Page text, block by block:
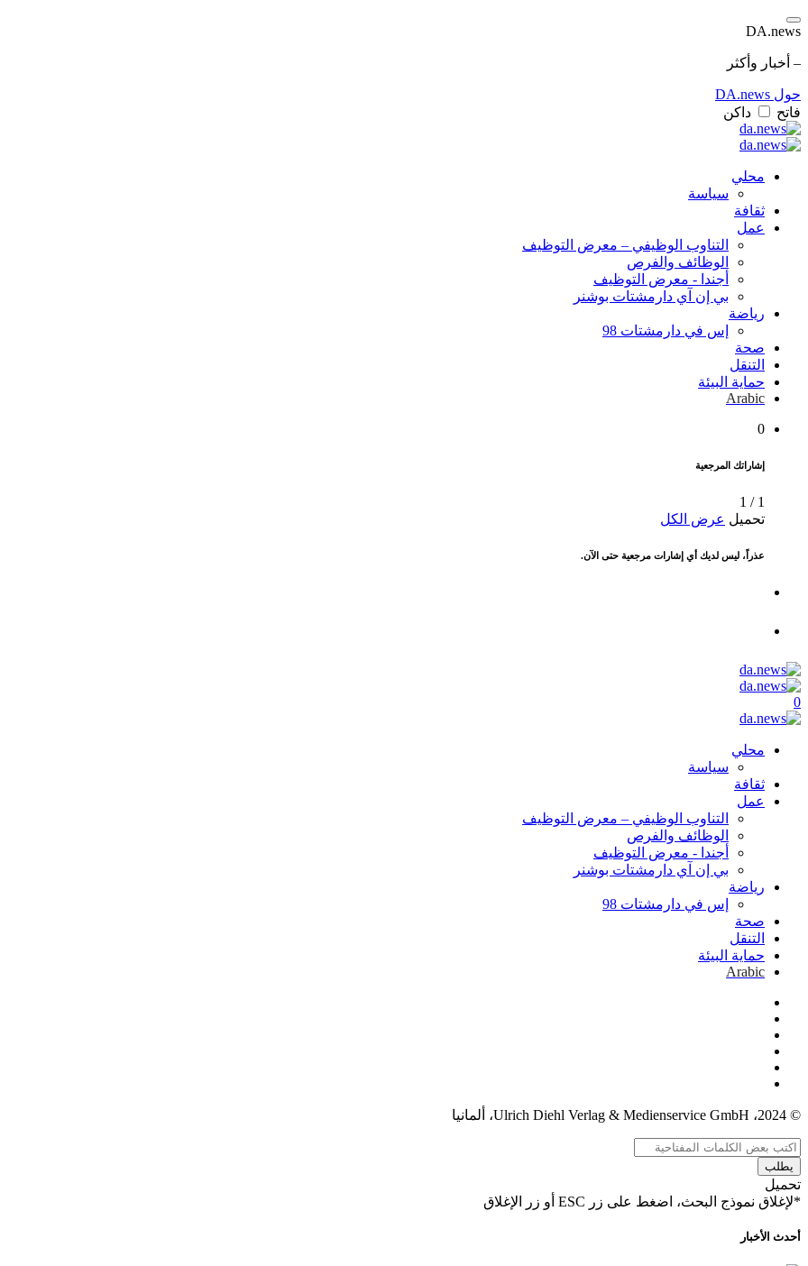
DA.news
– أخبار وأكثر
حول DA.news
فاتح
داكن
محلي
سياسة
ثقافة
عمل
التناوب الوظيفي – معرض التوظيف
الوظائف والفرص
أجندا - معرض التوظيف
بي إن آي دارمشتات بوشنر
رياضة
إس في دارمشتات 98
صحة
التنقل
حماية البيئة
Arabic
0
إشاراتك المرجعية
1
/
1
تحميل عرض الكل
عذراً، ليس لديك أي إشارات مرجعية حتى الآن.
0
محلي
سياسة
ثقافة
عمل
التناوب الوظيفي – معرض التوظيف
الوظائف والفرص
أجندا - معرض التوظيف
بي إن آي دارمشتات بوشنر
رياضة
إس في دارمشتات 98
صحة
التنقل
حماية البيئة
Arabic
© 2024، Ulrich Diehl Verlag & Medienservice GmbH، ألمانيا
يطلب
تحميل
*لإغلاق نموذج البحث، اضغط على زر ESC أو زر الإغلاق
أحدث الأخبار